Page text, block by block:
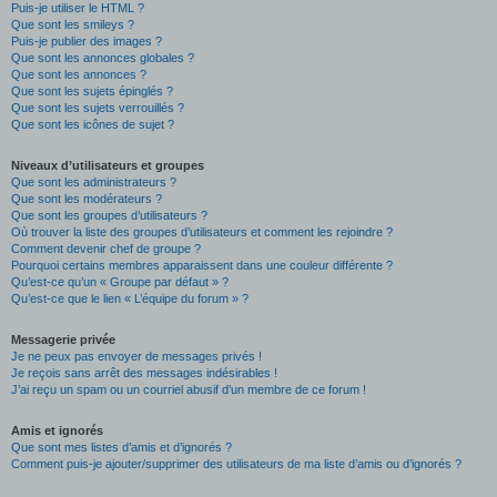
Puis-je utiliser le HTML ?
Que sont les smileys ?
Puis-je publier des images ?
Que sont les annonces globales ?
Que sont les annonces ?
Que sont les sujets épinglés ?
Que sont les sujets verrouillés ?
Que sont les icônes de sujet ?
Niveaux d’utilisateurs et groupes
Que sont les administrateurs ?
Que sont les modérateurs ?
Que sont les groupes d’utilisateurs ?
Où trouver la liste des groupes d’utilisateurs et comment les rejoindre ?
Comment devenir chef de groupe ?
Pourquoi certains membres apparaissent dans une couleur différente ?
Qu’est-ce qu’un « Groupe par défaut » ?
Qu’est-ce que le lien « L’équipe du forum » ?
Messagerie privée
Je ne peux pas envoyer de messages privés !
Je reçois sans arrêt des messages indésirables !
J’ai reçu un spam ou un courriel abusif d’un membre de ce forum !
Amis et ignorés
Que sont mes listes d’amis et d’ignorés ?
Comment puis-je ajouter/supprimer des utilisateurs de ma liste d’amis ou d’ignorés ?